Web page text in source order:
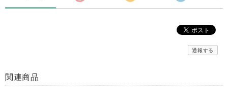
通報する
関連商品